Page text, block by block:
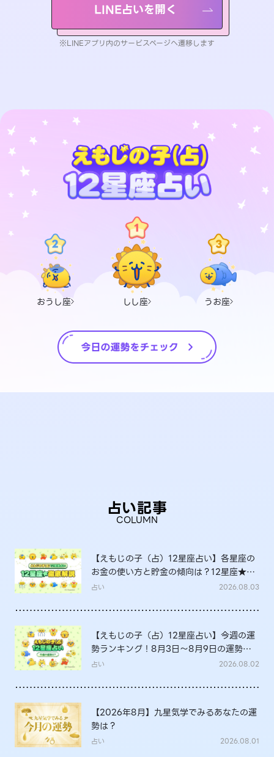
LINE占いを開く
※LINEアプリ内のサービスページへ遷移します
おうし座 しし座 うお座
占い記事
COLUMN
【えもじの子（占）12星座占い】各星座の
お金の使い方と貯金の傾向は？12星座★徹
底解説
占い 2026.08.03
【えもじの子（占）12星座占い】今週の運
勢ランキング！8月3日～8月9日の運勢
は？
占い 2026.08.02
【2026年8月】九星気学でみるあなたの運
勢は？
占い 2026.08.01